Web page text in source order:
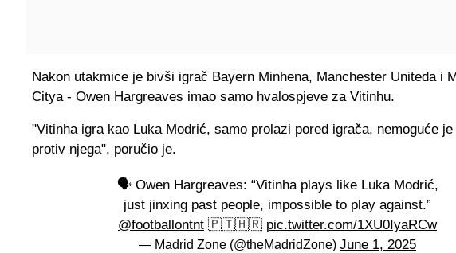
Nakon utakmice je bivši igrač Bayern Minhena, Manchester Uniteda i
Citya - Owen Hargreaves imao samo hvalospjeve za Vitinhu.
"Vitinha igra kao Luka Modrić, samo prolazi pored igrača, nemoguće
protiv njega", poručio je.
🗣️ Owen Hargreaves: “Vitinha plays like Luka Modrić,
just jinxing past people, impossible to play against.”
@footballontnt 🇵🇹🇭🇷 pic.twitter.com/1XU0IyaRCw
— Madrid Zone (@theMadridZone) June 1, 2025